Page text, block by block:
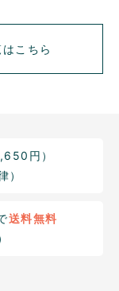
こちら
円）
）
送料無料